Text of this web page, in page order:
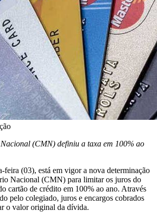
(CMN) definiu a taxa em 100% ao
feira (03), está em vigor a nova determinação
Nacional (CMN) para limitar os juros do
cartão de crédito em 100% ao ano. Através
pelo colegiado, juros e encargos cobrados
o valor original da dívida.